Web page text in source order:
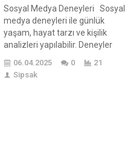
Sosyal Medya Deneyleri Sosyal
medya deneyleri ile günlük
yaşam, hayat tarzı ve kişilik
analizleri yapılabilir. Deneyler
insan ve kişilik üzerine yapılan ve
özellikle laboratuvar ortamında
bulunan kavramlar olsa da; artık
06.04.2025 0
21
Sipsak